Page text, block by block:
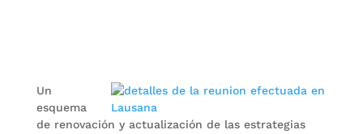
Un
esquema
de renovación y actualización de las estrategias